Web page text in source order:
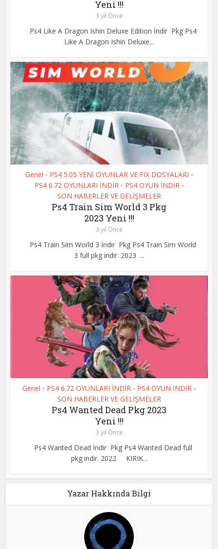
Yeni !!!
3 yıl Önce
Ps4 Like A Dragon Ishin Deluxe Edition İndir Pkg Ps4
Like A Dragon Ishin Deluxe...
Genel • PS4 5.05 YENİ OYUNLAR VE FİX DOSYALARI •
PS4 6.72 OYUNLARI İNDİR • PS4 OYUN İNDİR •
SON HABERLER VE GELİŞMELER
Ps4 Train Sim World 3 Pkg
2023 Yeni !!!
3 yıl Önce
Ps4 Train Sim World 3 İndir Pkg Ps4 Train Sim World
3 full pkg indir. 2023 ...
Genel • PS4 6.72 OYUNLARI İNDİR • PS4 OYUN İNDİR •
SON HABERLER VE GELİŞMELER
Ps4 Wanted Dead Pkg 2023
Yeni !!!
3 yıl Önce
Ps4 Wanted Dead İndir Pkg Ps4 Wanted Dead full
pkg indir. 2022 KIRIK...
Yazar Hakkında Bilgi